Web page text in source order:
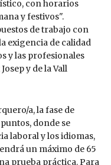
con horarios
y festivos".
de trabajo con
exigencia de calidad
y las profesionales
y de la Vall
a, la fase de
donde se
laboral y los idiomas,
un máximo de 65
prueba práctica. Para